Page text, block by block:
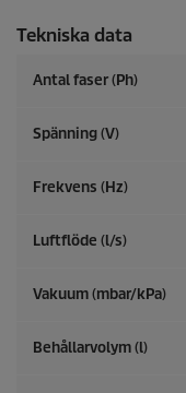
Tekniska data
Antal faser (Ph)
Spänning (V)
Frekvens (Hz)
Luftflöde (l/s)
Vakuum (mbar/kPa)
Behållarvolym (l)